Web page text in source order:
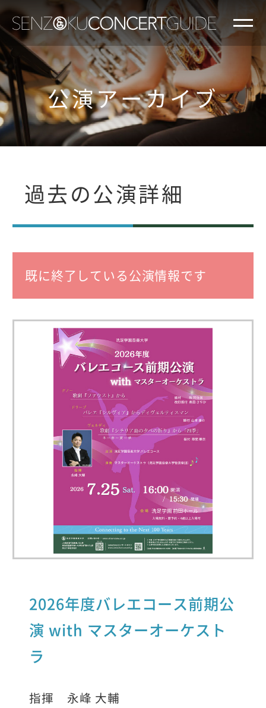
公演アーカイブ
過去の公演詳細
既に終了している公演情報です
2026年度バレエコース前期公
演 with マスターオーケスト
ラ
指揮 永峰 大輔